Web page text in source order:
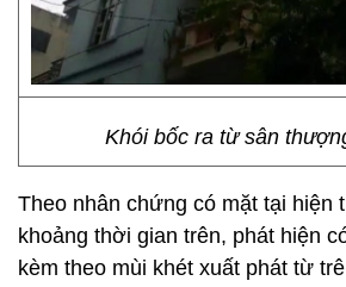
Khói bốc ra từ sân
Theo nhân chứng có mặt tại hiện
khoảng thời gian trên, phát hiện
kèm theo mùi khét xuất phát từ